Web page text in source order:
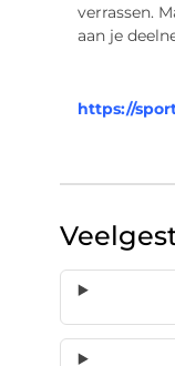
verrassen.
aan je
https://